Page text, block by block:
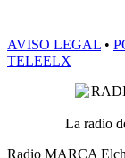
AVISO LEGAL •
TELEELX
La radio
Radio MARCA